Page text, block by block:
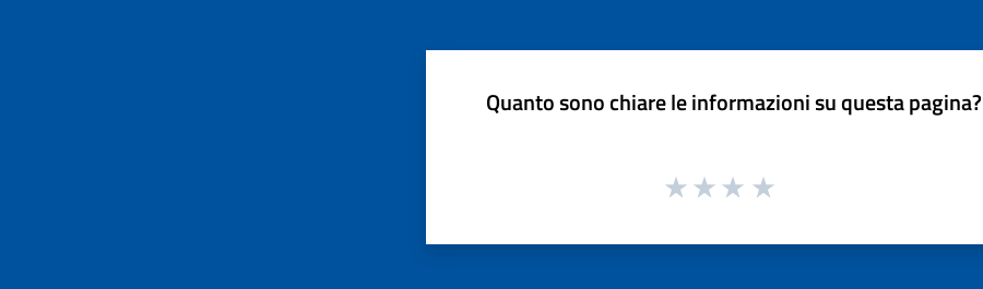
Quanto sono chiare le informazioni su questa pagina?